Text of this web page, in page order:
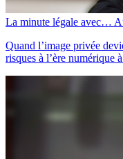
La minute légale avec…
Quand l’image privée
risques à l’ère numérique